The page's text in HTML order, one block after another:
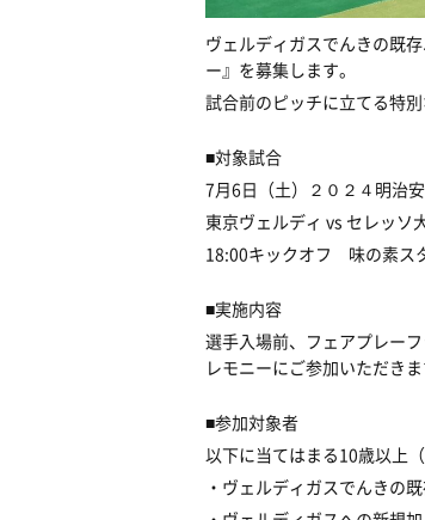
ヴェルディガスでんきの既
ー』を募集します。
試合前のピッチに立てる特
■対象試合
7月6日（土）２０２４明治
東京ヴェルディ vs セレッソ
18:00キックオフ 味の素ス
■実施内容
選手入場前、フェアプレー
レモニーにご参加いただきま
■参加対象者
以下に当てはまる10歳以上
・ヴェルディガスでんきの